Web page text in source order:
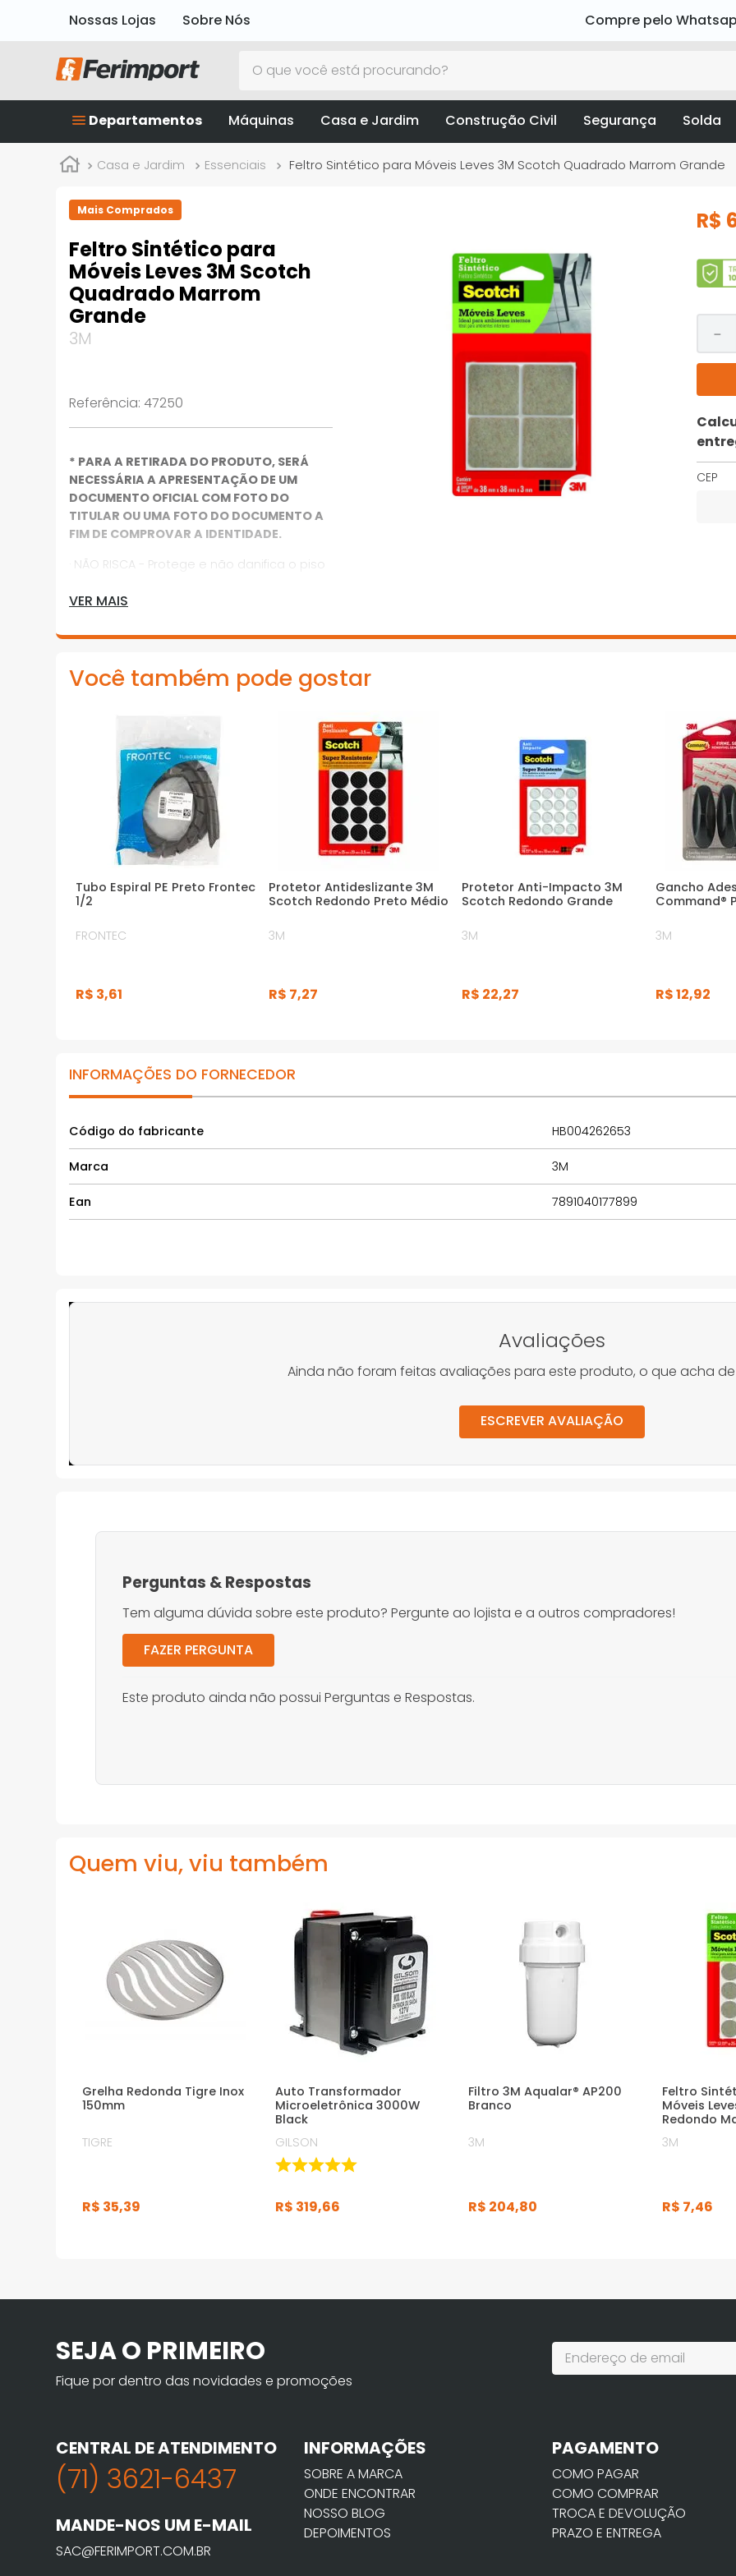
Nossas Lojas Sobre Nós Compre pelo
Departamentos Máquinas Casa e Jardim Construção Civil Segurança Solda
Casa e Jardim Essenciais Feltro Sintético para Móveis Leves 3M Scotch Quadrado Marrom Grande
Mais Comprados
Feltro Sintético para
Móveis Leves 3M Scotch
Quadrado Marrom
Grande
3M
Referência: 47250
* PARA A RETIRADA DO PRODUTO, SERÁ
NECESSÁRIA A APRESENTAÇÃO DE UM
DOCUMENTO OFICIAL COM FOTO DO
TITULAR OU UMA FOTO DO DOCUMENTO A
FIM DE COMPROVAR A IDENTIDADE.
· NÃO RISCA - Protege e não danifica o piso
· RESISTENTE - Durável
· CONTEÚDO - 4 feltros sintéticos quadrados
VER MAIS
R$
－
CEP
Você também pode gostar
Tubo Espiral PE Preto Frontec
1/2
FRONTEC
R$ 3,61
Protetor Antideslizante 3M
Scotch Redondo Preto Médio
3M
R$ 7,27
Protetor Anti-Impacto 3M
Scotch Redondo Grande
3M
R$ 22,27
Gancho
Command®
3M
R$12,92
INFORMAÇÕES DO FORNECEDOR
Código do fabricante HB004262653
Marca 3M
Ean 7891040177899
Avaliações
Ainda não foram feitas avaliações para este produto, o que acha
ESCREVER AVALIAÇÃO
Perguntas &Respostas
Tem alguma dúvida sobre este produto? Pergunte ao lojista e a outros compradores!
FAZER PERGUNTA
Este produto ainda não possui Perguntas e Respostas.
Quem viu, viu também
Grelha Redonda Tigre Inox
150mm
TIGRE
R$ 35,39
Auto Transformador
Microeletrônica 3000W
Black
GILSON
R$ 319,66
Filtro 3M Aqualar® AP200
Branco
3M
R$ 204,80
Feltro
Móveis
Redondo
3M
R$ 7,46
SEJA O PRIMEIRO
Fique por dentro das novidades e promoções
CENTRAL DE ATENDIMENTO
(71) 3621-6437
MANDE-NOS UM E-MAIL
SAC@FERIMPORT.COM.BR
INFORMAÇÕES
SOBRE A MARCA
ONDE ENCONTRAR
NOSSO BLOG
DEPOIMENTOS
PAGAMENTO
COMO PAGAR
COMO COMPRAR
TROCA E DEVOLUÇÃO
PRAZO E ENTREGA